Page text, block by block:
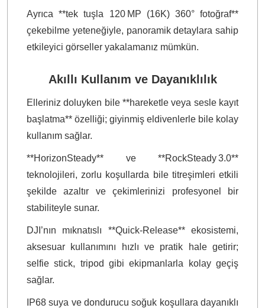
Ayrıca **tek tuşla 120 MP (16K) 360° fotoğraf**
çekebilme yeteneğiyle, panoramik detaylara sahip
etkileyici görseller yakalamanız mümkün.
Akıllı Kullanım ve Dayanıklılık
Elleriniz doluyken bile **hareketle veya sesle kayıt
başlatma** özelliği; giyinmiş eldivenlerle bile kolay
kullanım sağlar.
**HorizonSteady** ve **RockSteady 3.0**
teknolojileri, zorlu koşullarda bile titreşimleri etkili
şekilde azaltır ve çekimlerinizi profesyonel bir
stabiliteyle sunar.
DJI’nın mıknatıslı **Quick‑Release** ekosistemi,
aksesuar kullanımını hızlı ve pratik hale getirir;
selfie stick, tripod gibi ekipmanlarla kolay geçiş
sağlar.
IP68 suya ve dondurucu soğuk koşullara dayanıklı